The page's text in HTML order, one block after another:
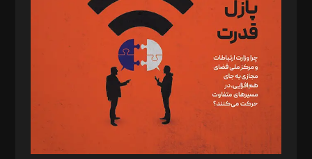
مصطفی مسجدی آرانی، ابوالفضل رجبی، زهرا فکرانه، فائزه فتحی
رستمی،مصطفی باستان
ویرایش: نگار استاد‌‌آقا
طراح یونیفرم: مجید توکلی
فیلمبرداری و عکاسی: امیر شفیعی، مانی لطفی زاده
گرافیک و صفحه‌آرایی: سید‌سبحان‌علی ثابت
مد‌یر توسعه تجاری: کامبیز برید‌
امور مالی: شاپور رهبری، محمد‌ کاظمی‌نیا